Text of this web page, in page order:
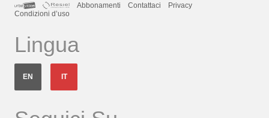
Abbonamenti
Contattaci
Privacy
Condizioni d’uso
Lingua
EN IT